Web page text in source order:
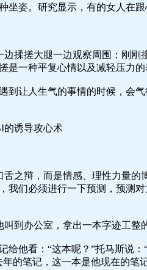
坐姿。研究显示，有的女人在
揉搓大腿一边观察周围；刚
是一种平复心情以及减轻压力
到让人生气的事情的时候，会
诱导攻心术
之辩，而是情感、理性力量
我们必须进行一下预测，预测
到办公室，拿出一本字迹工整
给他看：“这本呢？”托马斯说
的笔记，这一本是他现在的